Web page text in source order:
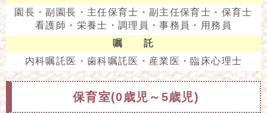
園長・副園長・主任保育士・副主任保育士・保育士
看護師・栄養士・調理員・事務員・用務員
嘱 託
内科嘱託医・歯科嘱託医・産業医・臨床心理士
保育室(0歳児～5歳児)